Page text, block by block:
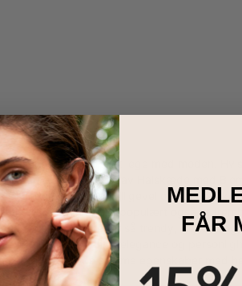
som opfordrer til at lege med moden.
over i'et. Bogstav Halskæde med
er underspillet, men alligevel
til dit navn er det populært også at
fødselsblomster er så trendy, skyldes
og tilføje et strejf af elegance og
og har de samme egenskaber med
FÅR